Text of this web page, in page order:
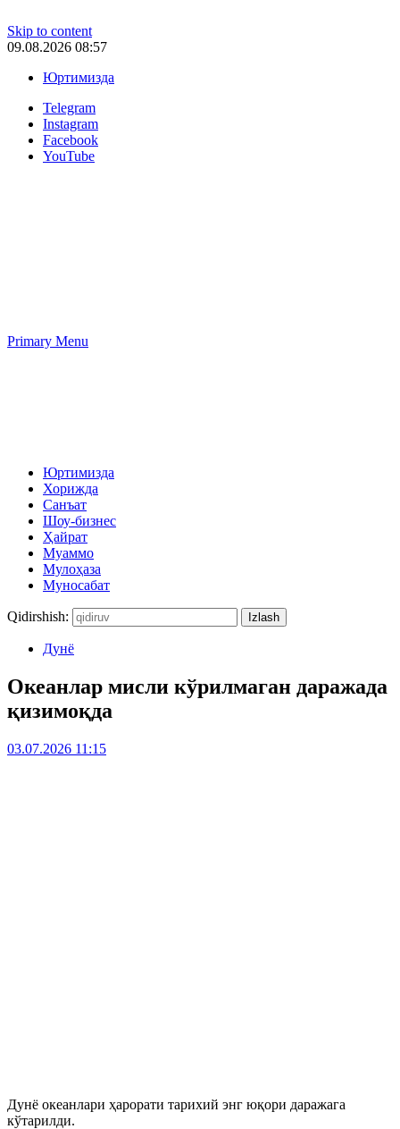
Skip to content
09.08.2026 08:57
Юртимизда
Telegram
Instagram
Facebook
YouTube
Primary Menu
Юртимизда
Хорижда
Санъат
Шоу-бизнес
Ҳайрат
Муаммо
Мулоҳаза
Муносабат
Qidirshish:
Дунё
Океанлар мисли кўрилмаган даражада
қизимоқда
03.07.2026 11:15
Дунё океанлари ҳарорати тарихий энг юқори даражага
кўтарилди.